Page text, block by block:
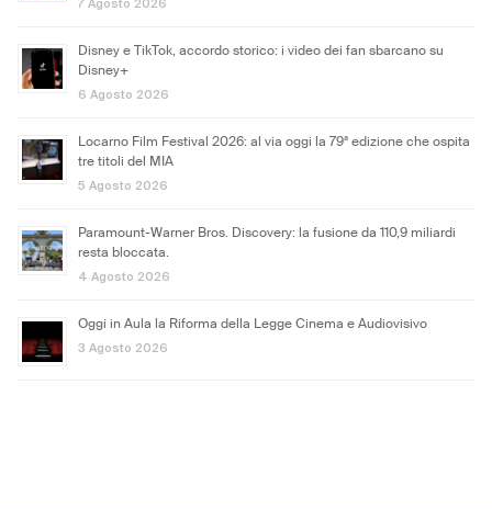
Disney e TikTok, accordo storico: i video dei fan sbarcano su
Disney+
6 Agosto 2026
Locarno Film Festival 2026: al via oggi la 79ª edizione che ospita
tre titoli del MIA
5 Agosto 2026
Paramount-Warner Bros. Discovery: la fusione da 110,9 miliardi
resta bloccata.
4 Agosto 2026
Oggi in Aula la Riforma della Legge Cinema e Audiovisivo
3 Agosto 2026